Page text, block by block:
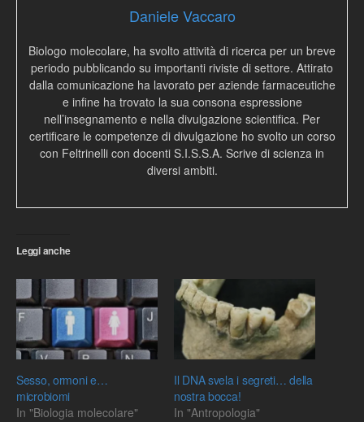
Daniele Vaccaro
Biologo molecolare, ha svolto attività di ricerca per un breve
periodo pubblicando su importanti riviste di settore. Attirato
dalla comunicazione ha lavorato per aziende farmaceutiche
e infine ha trovato la sua consona espressione
nell’insegnamento e nella divulgazione scientifica. Per
certificare le competenze di divulgazione ho svolto un corso
con Feltrinelli con docenti S.I.S.S.A. Scrive di scienza in
diversi ambiti.
Leggi anche
Sesso, ormoni e…
microbiomi
In "Biologia molecolare"
Il DNA svela i segreti… della
nostra bocca!
In "Antropologia"